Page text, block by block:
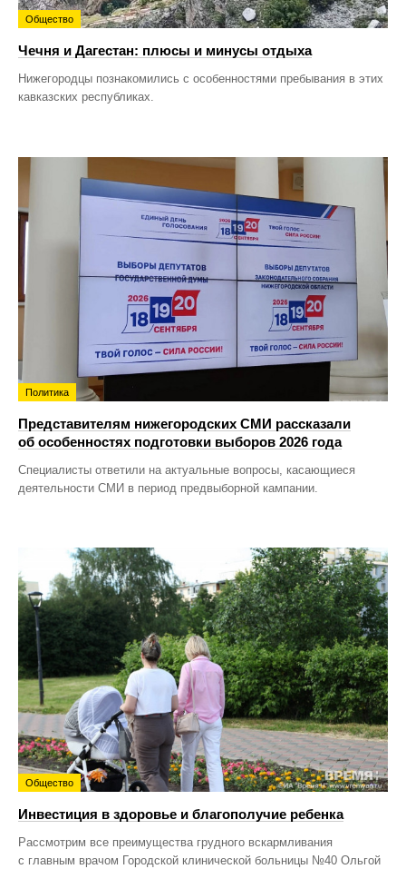
Общество
Чечня и Дагестан: плюсы и минусы отдыха
Нижегородцы познакомились с особенностями пребывания в этих
кавказских республиках.
Политика
Представителям нижегородских СМИ рассказали
об особенностях подготовки выборов 2026 года
Специалисты ответили на актуальные вопросы, касающиеся
деятельности СМИ в период предвыборной кампании.
Общество
Инвестиция в здоровье и благополучие ребенка
Рассмотрим все преимущества грудного вскармливания
с главным врачом Городской клинической больницы №40 Ольгой